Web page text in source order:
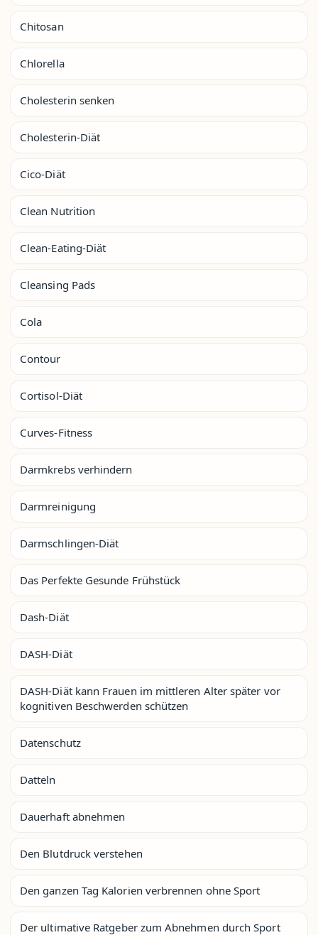
Chitosan
Chlorella
Cholesterin senken
Cholesterin-Diät
Cico-Diät
Clean Nutrition
Clean-Eating-Diät
Cleansing Pads
Cola
Contour
Cortisol-Diät
Curves-Fitness
Darmkrebs verhindern
Darmreinigung
Darmschlingen-Diät
Das Perfekte Gesunde Frühstück
Dash-Diät
DASH-Diät
DASH-Diät kann Frauen im mittleren Alter später vor
kognitiven Beschwerden schützen
Datenschutz
Datteln
Dauerhaft abnehmen
Den Blutdruck verstehen
Den ganzen Tag Kalorien verbrennen ohne Sport
Der ultimative Ratgeber zum Abnehmen durch Sport